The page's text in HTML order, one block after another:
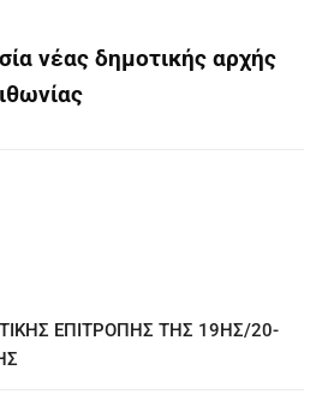
νέας δημοτικής αρχής
ΕΠΙΤΡΟΠΗΣ ΤΗΣ 19ΗΣ/20-